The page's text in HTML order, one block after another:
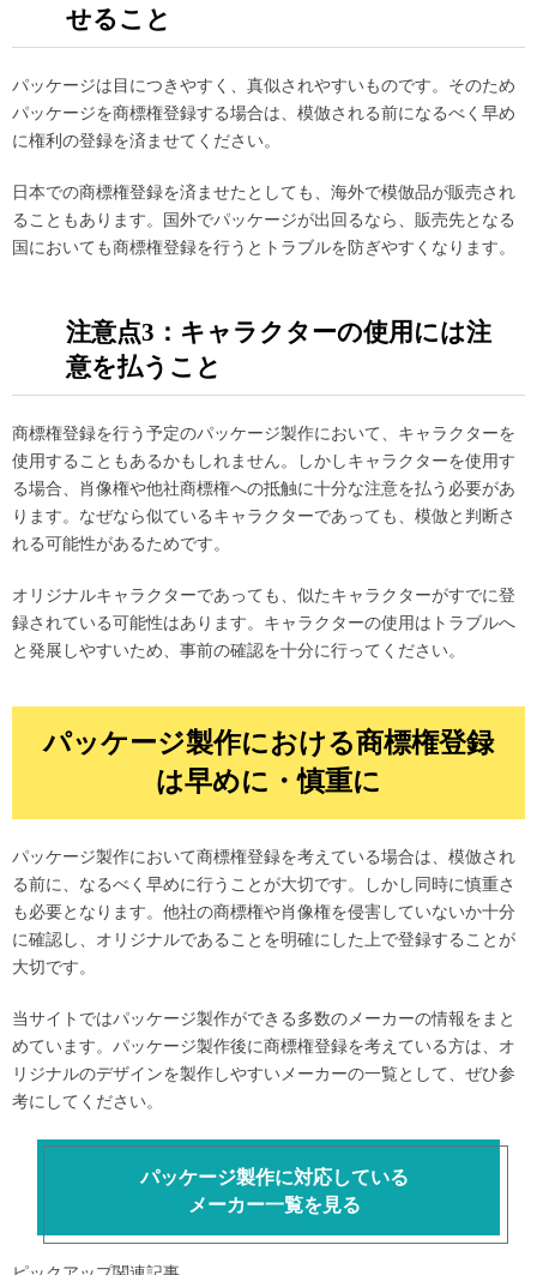
せること
パッケージは目につきやすく、真似されやすいものです。そのため
パッケージを商標権登録する場合は、模倣される前になるべく早め
に権利の登録を済ませてください。
日本での商標権登録を済ませたとしても、海外で模倣品が販売され
ることもあります。国外でパッケージが出回るなら、販売先となる
国においても商標権登録を行うとトラブルを防ぎやすくなります。
注意点3：キャラクターの使用には注
意を払うこと
商標権登録を行う予定のパッケージ製作において、キャラクターを
使用することもあるかもしれません。しかしキャラクターを使用す
る場合、肖像権や他社商標権への抵触に十分な注意を払う必要があ
ります。なぜなら似ているキャラクターであっても、模倣と判断さ
れる可能性があるためです。
オリジナルキャラクターであっても、似たキャラクターがすでに登
録されている可能性はあります。キャラクターの使用はトラブルへ
と発展しやすいため、事前の確認を十分に行ってください。
パッケージ製作における商標権登録
は早めに・慎重に
パッケージ製作において商標権登録を考えている場合は、模倣され
る前に、なるべく早めに行うことが大切です。しかし同時に慎重さ
も必要となります。他社の商標権や肖像権を侵害していないか十分
に確認し、オリジナルであることを明確にした上で登録することが
大切です。
当サイトではパッケージ製作ができる多数のメーカーの情報をまと
めています。パッケージ製作後に商標権登録を考えている方は、オ
リジナルのデザインを製作しやすいメーカーの一覧として、ぜひ参
考にしてください。
パッケージ製作に対応している
メーカー一覧を見る